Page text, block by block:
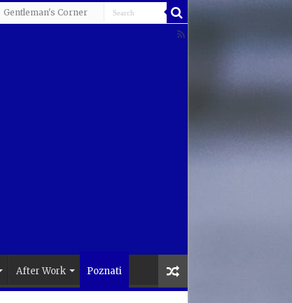
Gentleman's Corner
After Work Poznati